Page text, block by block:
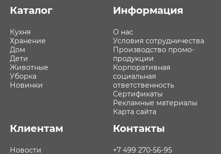
Каталог
Кухня
Хранение
Дом
Дети
Животные
Уборка
Новинки
Информация
О нас
Условия сотрудничества
Производство промо-
продукции
Корпоративная
социальная
ответственность
Сертификаты
Рекламные материалы
Карта сайта
Клиентам
Новости
Контакты
+7 499 270-56-95